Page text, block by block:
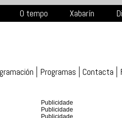
O tempo Xabarín
Programas Contacta
Publicidade
Publicidade
Publicidade